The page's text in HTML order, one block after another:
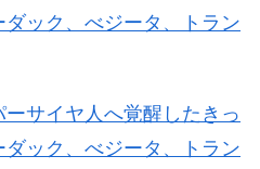
ック、べジータ、トラン
ーサイヤ人へ覚醒したきっ
ック、べジータ、トラン